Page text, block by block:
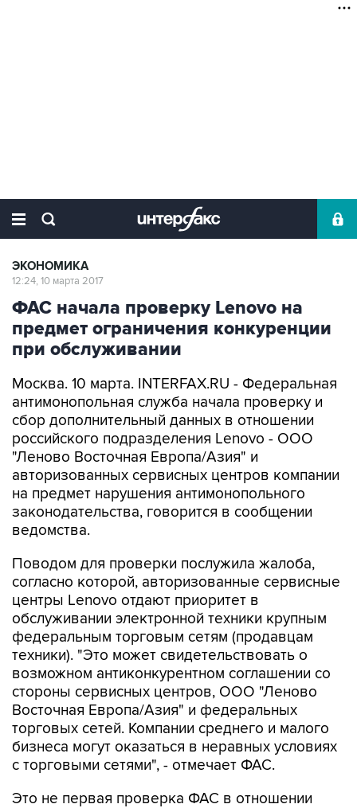
ЭКОНОМИКА
12:24, 10 марта 2017
ФАС начала проверку Lenovo на
предмет ограничения конкуренции
при обслуживании
Москва. 10 марта. INTERFAX.RU - Федеральная
антимонопольная служба начала проверку и
сбор дополнительный данных в отношении
российского подразделения Lenovо - ООО
"Леново Восточная Европа/Азия" и
авторизованных сервисных центров компании
на предмет нарушения антимонопольного
законодательства, говорится в сообщении
ведомства.
Поводом для проверки послужила жалоба,
согласно которой, авторизованные сервисные
центры Lenovo отдают приоритет в
обслуживании электронной техники крупным
федеральным торговым сетям (продавцам
техники). "Это может свидетельствовать о
возможном антиконкурентном соглашении со
стороны сервисных центров, ООО "Леново
Восточная Европа/Азия" и федеральных
торговых сетей. Компании среднего и малого
бизнеса могут оказаться в неравных условиях
с торговыми сетями", - отмечает ФАС.
Это не первая проверка ФАС в отношении